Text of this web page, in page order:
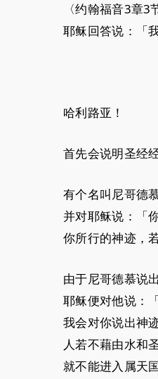
〈约翰福音3章3
耶稣回答说：「
哈利路亚！
首先会说明圣经
有个名叫尼哥德
并对耶稣说：「
你所行的神迹，
由于尼哥德慕说
耶稣便对他说：
我会对你说出神
人若不藉由水和
就不能进入属天国